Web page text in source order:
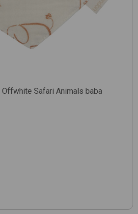
Offwhite Safari Animals baba